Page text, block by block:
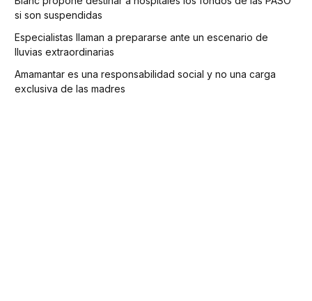
si son suspendidas
Especialistas llaman a prepararse ante un escenario de
lluvias extraordinarias
Amamantar es una responsabilidad social y no una carga
exclusiva de las madres